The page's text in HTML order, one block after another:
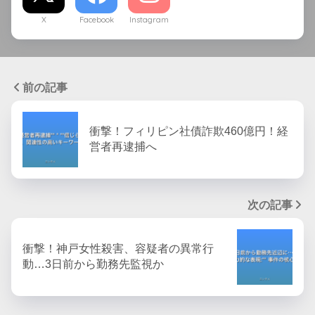
X Facebook Instagram
前の記事
衝撃！フィリピン社債詐欺460億円！経
営者再逮捕へ
次の記事
衝撃！神戸女性殺害、容疑者の異常行
動…3日前から勤務先監視か